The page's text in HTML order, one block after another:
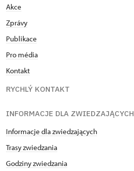
Akce
Zprávy
Publikace
Pro média
Kontakt
RYCHLÝ KONTAKT
INFORMACJE DLA ZWIEDZAJĄCYCH
Informacje dla zwiedzających
Trasy zwiedzania
Godziny zwiedzania